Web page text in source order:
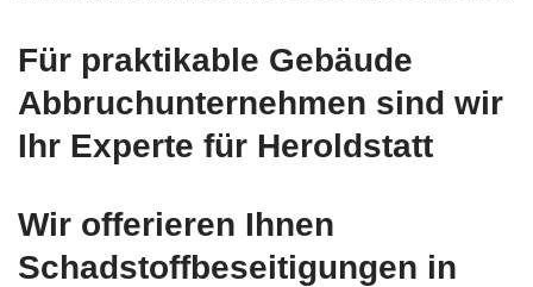
Für praktikable Gebäude
Abbruchunternehmen sind wir
Ihr Experte für Heroldstatt
Wir offerieren Ihnen
Schadstoffbeseitigungen in